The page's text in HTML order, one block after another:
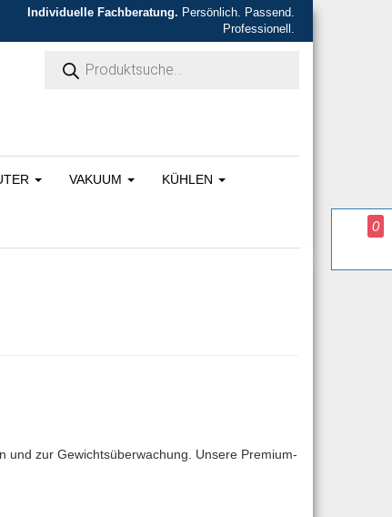
Individuelle Fachberatung. Persönlich. Passend.
Professionell.
VAKUUM KÜHLEN
und zur Gewichtsüberwachung. Unsere Premium-
0